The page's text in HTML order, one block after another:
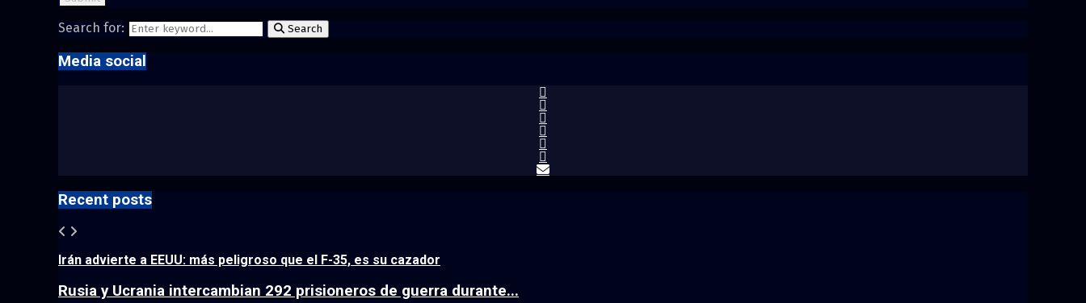
Search for: Search
Media social
Recent posts
Irán advierte a EEUU: más peligroso que el F-35, es su cazador
Rusia y Ucrania intercambian 292 prisioneros de guerra durante...